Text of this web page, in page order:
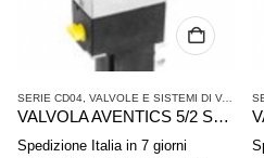
SERIE CD04 VALVOLE E SISTEMI DI VALVOLE AVENTICS
VALVOLA AVENTICS 5/2 Serie CD04 R412008841
Spedizione Italia in 7 giorni